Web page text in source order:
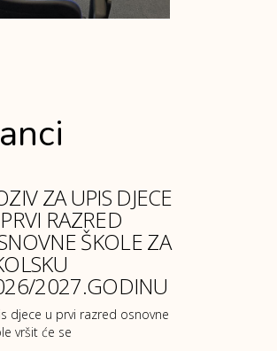
ZA UPIS DJECE
RAZRED
ŠKOLE ZA
2027.GODINU
djece u prvi razred osnovne
vršit će se